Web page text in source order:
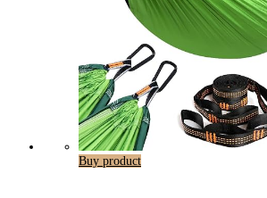
Buy product